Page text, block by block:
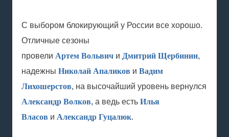
С выбором блокирующий у России все хорошо.
Отличные сезоны
провели Артем Вольвич и Дмитрий Щербинин,
надежны Николай Апаликов и Вадим
Лихошерстов, на высочайший уровень вернулся
Александр Волков, а ведь есть Илья
Власов и Александр Гуцалюк.